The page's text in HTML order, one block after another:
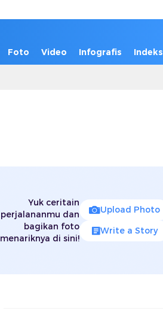
Foto Video Infografis Indeks
Yuk ceritain
perjalananmu dan
bagikan foto
menariknya di sini!
Upload Photo
Write a Story